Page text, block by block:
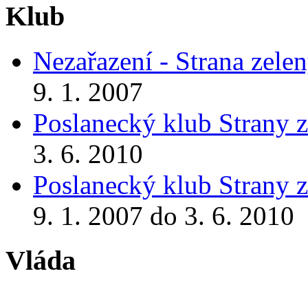
Klub
Nezařazení - Strana
9. 1. 2007
Poslanecký klub Strany
3. 6. 2010
Poslanecký klub Strany
9. 1. 2007 do 3. 6. 2010
Vláda